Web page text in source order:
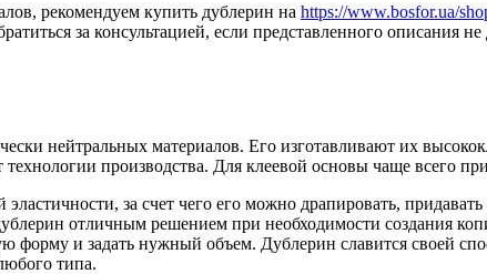
рекомендуем купить дублерин на https://www.bosfor.ua/
за консультацией, если представленного описания
нейтральных материалов. Его изготавливают их
производства. Для клеевой основы чаще всего
за счет чего его можно драпировать,
отличным решением при необходимости создания
форму и задать нужный объем. Дублерин славится своей
типа.